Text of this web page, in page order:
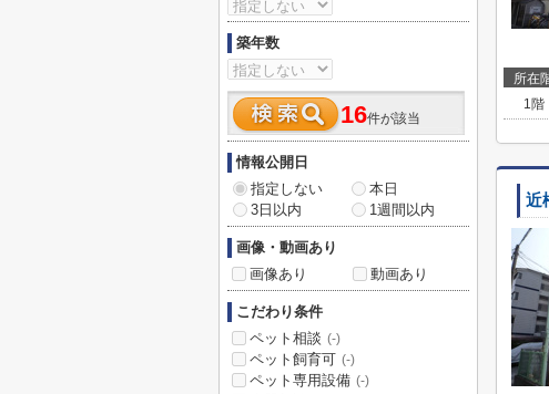
所在
1階
近
築年数
16件が該当
情報公開日
指定しない
本日
3日以内
1週間以内
画像・動画あり
画像あり
動画あり
こだわり条件
ペット相談 (-)
ペット飼育可 (-)
ペット専用設備 (-)